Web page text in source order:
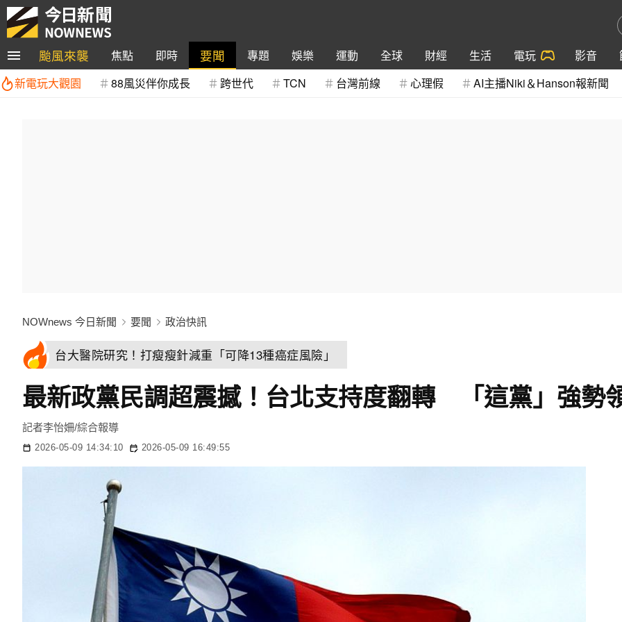
颱風來襲 焦點 即時 要聞 專題 娛樂 運動 全球 財經 生活 電玩 影音
新電玩大觀園
88風災伴你成長 跨世代 TCN 台灣前線 心理假 AI主播Niki＆Hanson報新聞
NOWnews 今日新聞 要聞 政治快訊
台大醫院研究！打瘦瘦針減重「可降13種癌症風險」
最新政黨民調超震撼！台北支持度翻轉 「這黨」強勢
記者李怡姍/綜合報導
2026-05-09 14:34:10 2026-05-09 16:49:55